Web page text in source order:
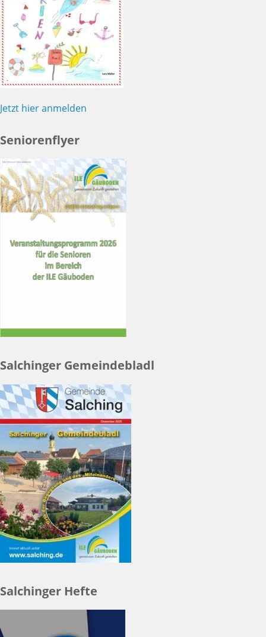
Jetzt hier anmelden
Seniorenflyer
Salchinger Gemeindebladl
Salchinger Hefte